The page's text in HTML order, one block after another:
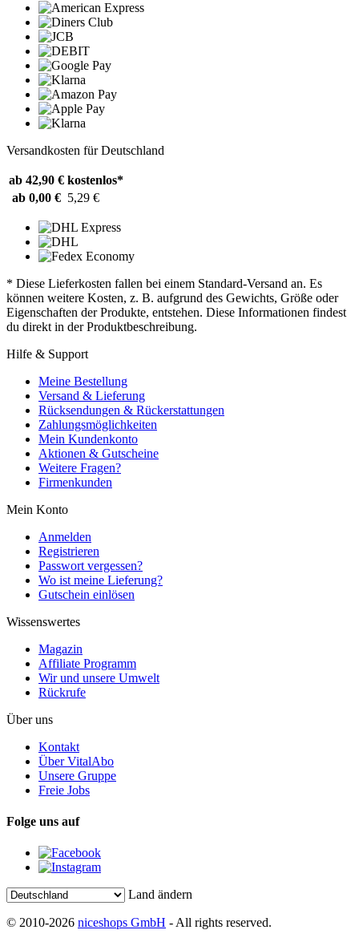
Versandkosten für Deutschland
ab 42,90 € kostenlos*
ab 0,00 € 5,29 €
* Diese Lieferkosten fallen bei einem Standard-Versand an. Es
können weitere Kosten, z. B. aufgrund des Gewichts, Größe oder
Eigenschaften der Produkte, entstehen. Diese Informationen findest
du direkt in der Produktbeschreibung.
Hilfe & Support
Meine Bestellung
Versand & Lieferung
Rücksendungen & Rückerstattungen
Zahlungsmöglichkeiten
Mein Kundenkonto
Aktionen & Gutscheine
Weitere Fragen?
Firmenkunden
Mein Konto
Anmelden
Registrieren
Passwort vergessen?
Wo ist meine Lieferung?
Gutschein einlösen
Wissenswertes
Magazin
Affiliate Programm
Wir und unsere Umwelt
Rückrufe
Über uns
Kontakt
Über VitalAbo
Unsere Gruppe
Freie Jobs
Folge uns auf
Land ändern
© 2010-2026 niceshops GmbH - All rights reserved.